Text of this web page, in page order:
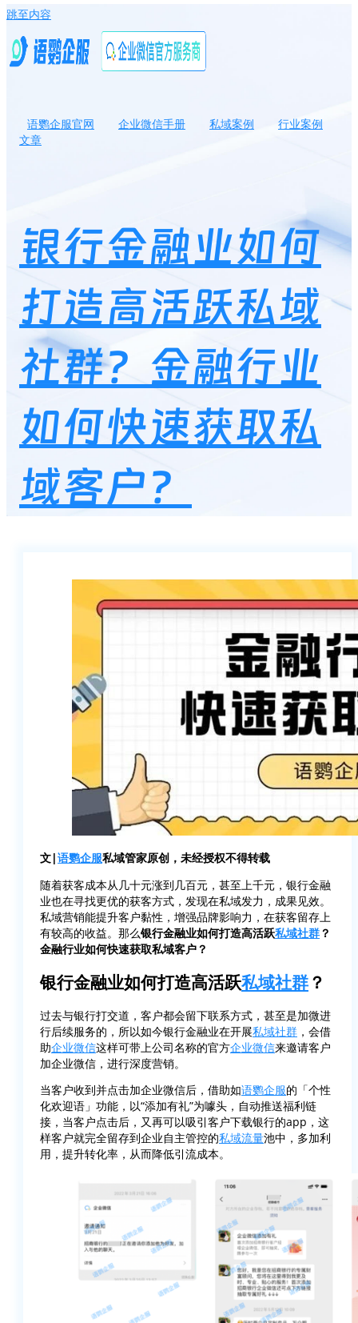
跳至内容
语鹦企服官网 企业微信手册 私域案例
行业案例
文章
银行金融业如何
打造高活跃私域
社群？金融行业
如何快速获取私
域客户？
文|语鹦企服私域管家原创，未经授权不得转载
随着获客成本从几十元涨到几百元，甚至上千元，银行金融
业也在寻找更优的获客方式，发现在私域发力，成果见效。
私域营销能提升客户黏性，增强品牌影响力，在获客留存上
有较高的收益。那么银行金融业如何打造高活跃私域社群？
金融行业如何快速获取私域客户？
银行金融业如何打造高活跃私域社群？
过去与银行打交道，客户都会留下联系方式，甚至是加微进
行后续服务的，所以如今银行金融业在开展私域社群 ，会借
助企业微信这样可带上公司名称的官方企业微信来邀请客户
加企业微信，进行深度营销。
当客户收到并点击加企业微信后，借助如语鹦企服的「个性
化欢迎语」功能，以“添加有礼”为噱头，自动推送福利链
接，当客户点击后，又再可以吸引客户下载银行的app，这
样客户就完全留存到企业自主管控的私域流量池中，多加利
用，提升转化率，从而降低引流成本。